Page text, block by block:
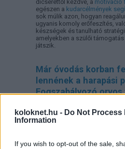
koloknet.hu - Do Not Process
Information
If you wish to opt-out of the sale,
dicsérettől kezdve, a motiváció
egészen a kudarcélmények
sok múlik azon, hogyan
ugyanis komoly erőfeszítés,
készségek és tanulható
amelyekben a szülői
játszik.
Már óvodás korban
lennének a harapási
Fogszabályozó orvos